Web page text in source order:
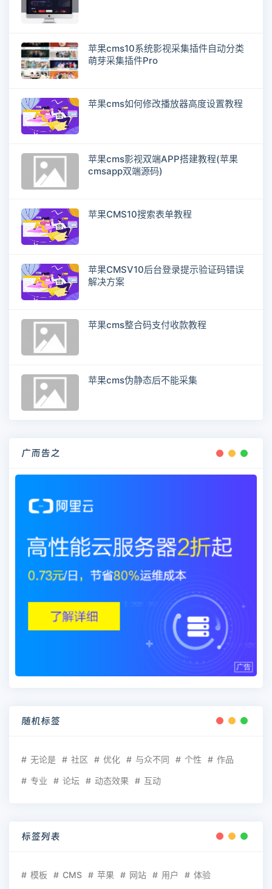
苹果cms10系统影视采集插件自动分类
萌芽采集插件Pro
苹果cms如何修改播放器高度设置教程
苹果cms影视双端APP搭建教程(苹果
cmsapp双端源码)
苹果CMS10搜索表单教程
苹果CMSV10后台登录提示验证码错误
解决方案
苹果cms整合码支付收款教程
苹果cms伪静态后不能采集
广而告之
随机标签
无论是 社区 优化 与众不同 个性 作品
专业 论坛 动态效果 互动
标签列表
模板 CMS 苹果 网站 用户 体验